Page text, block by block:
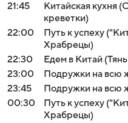
21:45
Китайская кухня
креветки)
22:00
Путь к успеху
Храбрецы)
22:30
Едем в Китай
23:00
Подружки на всю
23:45
Подружки на всю
00:30
Путь к успеху
Храбрецы)